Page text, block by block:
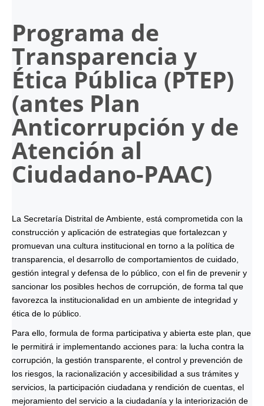
Programa de
Transparencia y
Ética Pública (PTEP)
(antes Plan
Anticorrupción y de
Atención al
Ciudadano-PAAC)
La Secretaría Distrital de Ambiente, está comprometida con la
construcción y aplicación de estrategias que fortalezcan y
promuevan una cultura institucional en torno a la política de
transparencia, el desarrollo de comportamientos de cuidado,
gestión integral y defensa de lo público, con el fin de prevenir y
sancionar los posibles hechos de corrupción, de forma tal que
favorezca la institucionalidad en un ambiente de integridad y
ética de lo público.
Para ello, formula de forma participativa y abierta este plan, que
le permitirá ir implementando acciones para: la lucha contra la
corrupción, la gestión transparente, el control y prevención de
los riesgos, la racionalización y accesibilidad a sus trámites y
servicios, la participación ciudadana y rendición de cuentas, el
mejoramiento del servicio a la ciudadanía y la interiorización de